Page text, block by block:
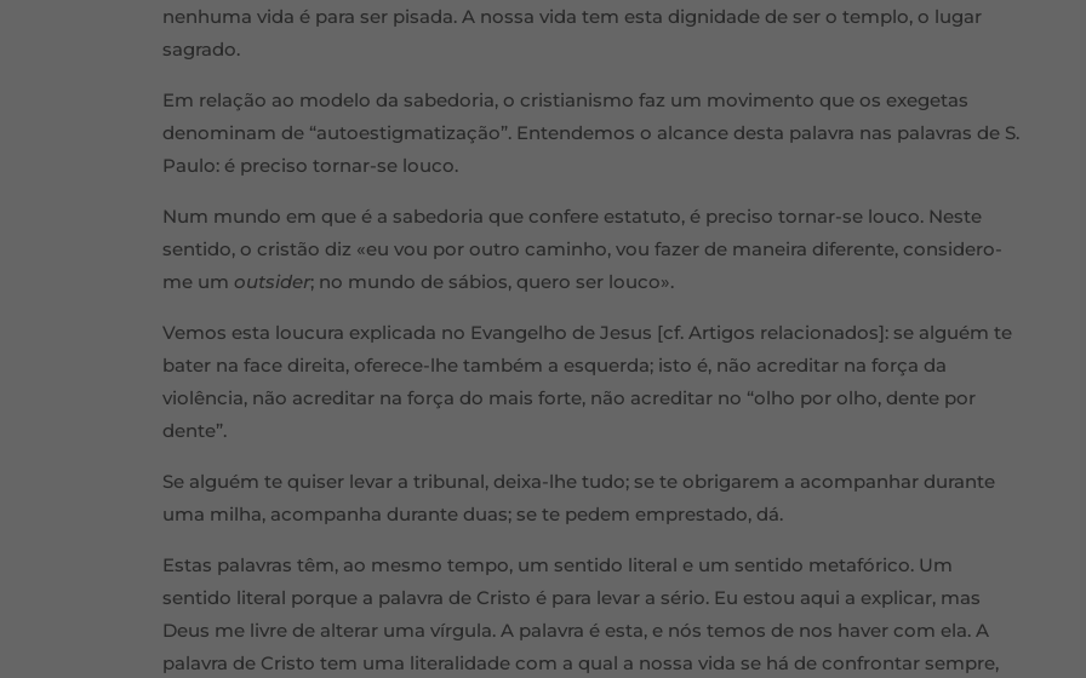
nenhuma vida é para ser pisada. A nossa vida tem esta dignidade de ser o templo, o lugar
sagrado.
Em relação ao modelo da sabedoria, o cristianismo faz um movimento que os exegetas
denominam de “autoestigmatização”. Entendemos o alcance desta palavra nas palavras de S.
Paulo: é preciso tornar-se louco.
Num mundo em que é a sabedoria que confere estatuto, é preciso tornar-se louco. Neste
sentido, o cristão diz «eu vou por outro caminho, vou fazer de maneira diferente, considero-
me umoutsider; no mundo de sábios, quero ser louco».
Vemos esta loucura explicada no Evangelho de Jesus [cf. Artigos relacionados]: se alguém te
bater na face direita, oferece-lhe também a esquerda; isto é, não acreditar na força da
violência, não acreditar na força do mais forte, não acreditar no “olho por olho, dente por
dente”.
Se alguém te quiser levar a tribunal, deixa-lhe tudo; se te obrigarem a acompanhar durante
uma milha, acompanha durante duas; se te pedem emprestado, dá.
Estas palavras têm, ao mesmo tempo, um sentido literal e um sentido metafórico. Um
sentido literal porque a palavra de Cristo é para levar a sério. Eu estou aqui a explicar, mas
Deus me livre de alterar uma vírgula. A palavra é esta, e nós temos de nos haver com ela. A
palavra de Cristo tem uma literalidade com a qual a nossa vida se há de confrontar sempre,